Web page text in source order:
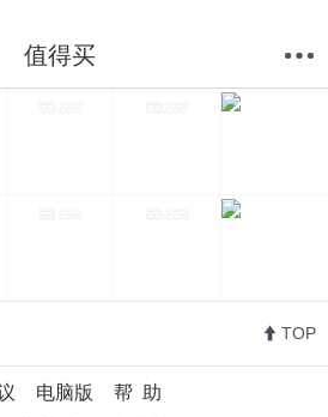
值得买
TOP
电脑版 帮 助